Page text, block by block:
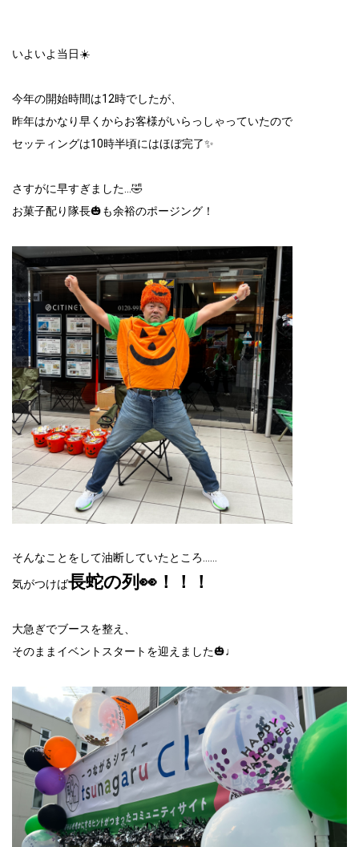
いよいよ当日☀️
今年の開始時間は12時でしたが、
昨年はかなり早くからお客様がいらっしゃっていたので
セッティングは10時半頃にはほぼ完了✨
さすがに早すぎました…🤣
お菓子配り隊長🎃も余裕のポージング！
そんなことをして油断していたところ……
気がつけば長蛇の列👀！！！
大急ぎでブースを整え、
そのままイベントスタートを迎えました🎃♩